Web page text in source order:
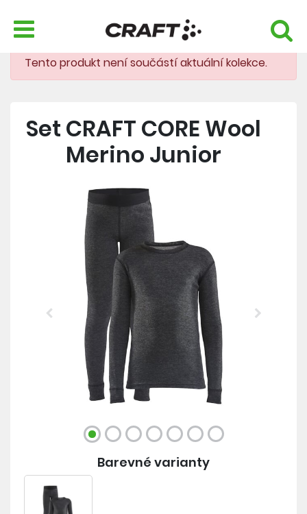
Tento produkt není součástí aktuální kolekce.
Set CRAFT CORE Wool
Merino Junior
Previous Next
Barevné varianty